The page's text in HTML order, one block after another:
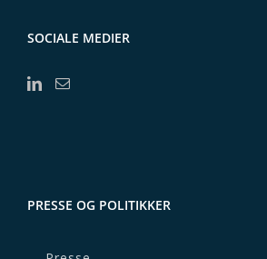
SOCIALE MEDIER
PRESSE OG POLITIKKER